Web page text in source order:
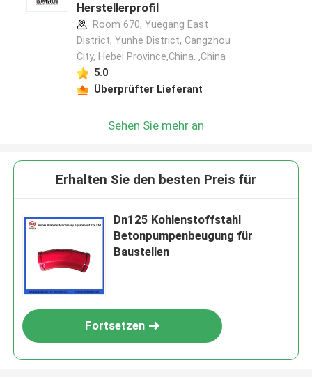
Herstellerprofil
Room 670, Yuegang East
District, Yunhe District, Cangzhou
City, Hebei Province,China. ,China
5.0
Überprüfter Lieferant
Sehen Sie mehr an
Erhalten Sie den besten Preis für
Dn125 Kohlenstoffstahl
Betonpumpenbeugung für
Baustellen
Fortsetzen